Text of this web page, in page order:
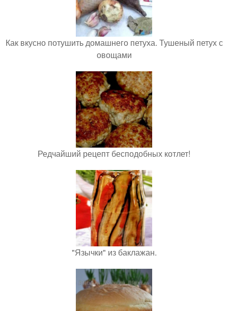
Как вкусно потушить домашнего петуха. Тушеный петух с
овощами
Редчайший рецепт бесподобных котлет!
"Язычки" из баклажан.